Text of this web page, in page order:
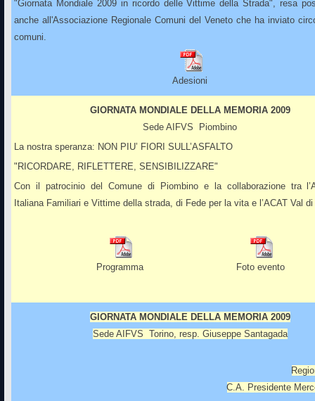
"Giornata Mondiale 2009 in ricordo delle Vittime della Strada", resa
anche all'Associazione Regionale Comuni del Veneto che ha inviato
comuni.
Adesioni
GIORNATA MONDIALE DELLA MEMORIA 2009
Sede AIFVS Piombino
La nostra speranza: NON PIU’ FIORI SULL’ASFALTO
"RICORDARE, RIFLETTERE, SENSIBILIZZARE"
Con il patrocinio del Comune di Piombino e la collaborazione tra
Italiana Familiari e Vittime della strada, di Fede per la vita e l’ACAT Val
Programma Foto evento
GIORNATA MONDIALE DELLA MEMORIA 2009
Sede AIFVS Torino, resp. Giuseppe Santagada
C.A. Presidente